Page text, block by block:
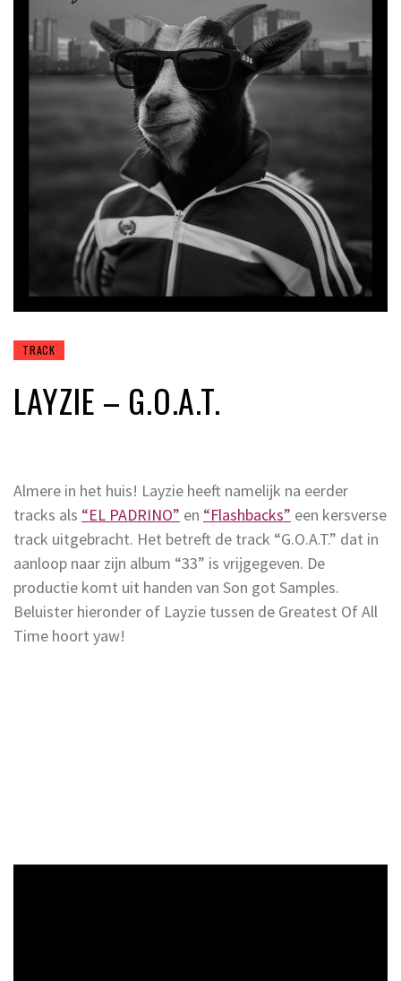
TRACK
LAYZIE – G.O.A.T.
Almere in het huis! Layzie heeft namelijk na eerder
tracks als “EL PADRINO” en “Flashbacks” een kersverse
track uitgebracht. Het betreft de track “G.O.A.T.” dat in
aanloop naar zijn album “33” is vrijgegeven. De
productie komt uit handen van Son got Samples.
Beluister hieronder of Layzie tussen de Greatest Of All
Time hoort yaw!